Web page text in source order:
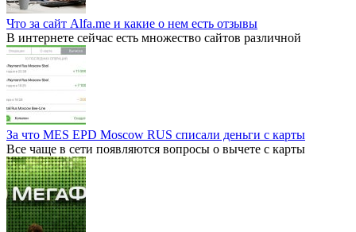
Что за сайт Alfa.me и какие о нем есть отзывы
В интернете сейчас есть множество сайтов различной
За что MES EPD Moscow RUS списали деньги с карты
Все чаще в сети появляются вопросы о вычете с карты